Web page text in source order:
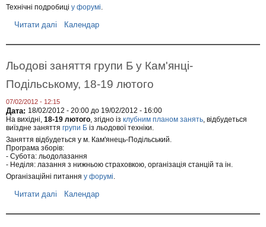
Т
и
в
,
1
7
-
1
9
ю
т
о
о
Технічні подробиці у форумі
Читати далі
о
ї
д
і
з
б
о
р
и
г
р
у
,
Календар
Льодові заняття групи Б у Кам'янці-
Подільському, 18-19 лютого
07/02/2012 - 12:15
Дата: 18/02/2012 - 20:00 до 19/02/2012 - 16:00
На вихідні, 18-19 лютого , згідно із клубним планом занять , відбудеться
виїздне заняття групи Б із льодової техніки.
Заняття відбудеться у м. Кам'янець-Подільський.
Програма зборів:
- Субота: льодолазання
- Неділя: лазання з нижньою страховкою, організація станцій та ін.
Організаційні питання у форумі
Читати далі
о
Календар